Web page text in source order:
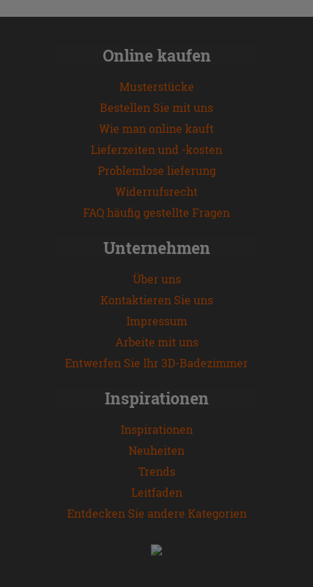
Online kaufen
Musterstücke
Bestellen Sie mit uns
Wie man online kauft
Lieferzeiten und -kosten
Problemlose lieferung
Widerrufsrecht
FAQ häufig gestellte Fragen
Unternehmen
Über uns
Kontaktieren Sie uns
Impressum
Arbeite mit uns
Entwerfen Sie Ihr 3D-Badezimmer
Inspirationen
Inspirationen
Neuheiten
Trends
Leitfaden
Entdecken Sie andere Kategorien